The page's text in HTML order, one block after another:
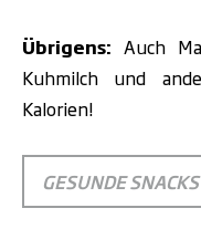
Übrigens: Auch
Kuhmilch und
Kalorien!
GESUNDE SNACKS